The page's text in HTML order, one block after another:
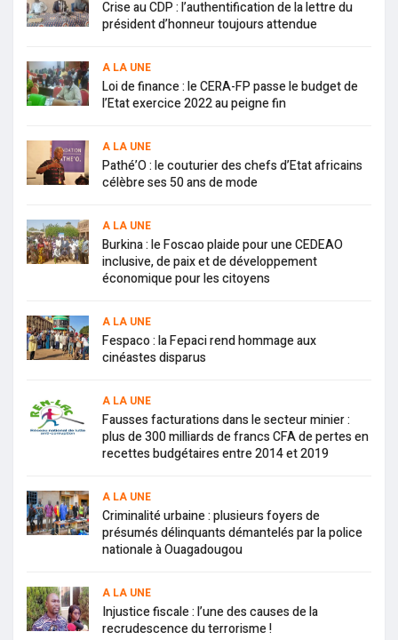
Crise au CDP : l’authentification de la lettre du
président d’honneur toujours attendue
A LA UNE
Loi de finance : le CERA-FP passe le budget de
l’Etat exercice 2022 au peigne fin
A LA UNE
Pathé’O : le couturier des chefs d’Etat africains
célèbre ses 50 ans de mode
A LA UNE
Burkina : le Foscao plaide pour une CEDEAO
inclusive, de paix et de développement
économique pour les citoyens
A LA UNE
Fespaco : la Fepaci rend hommage aux
cinéastes disparus
A LA UNE
Fausses facturations dans le secteur minier :
plus de 300 milliards de francs CFA de pertes en
recettes budgétaires entre 2014 et 2019
A LA UNE
Criminalité urbaine : plusieurs foyers de
présumés délinquants démantelés par la police
nationale à Ouagadougou
A LA UNE
Injustice fiscale : l’une des causes de la
recrudescence du terrorisme !